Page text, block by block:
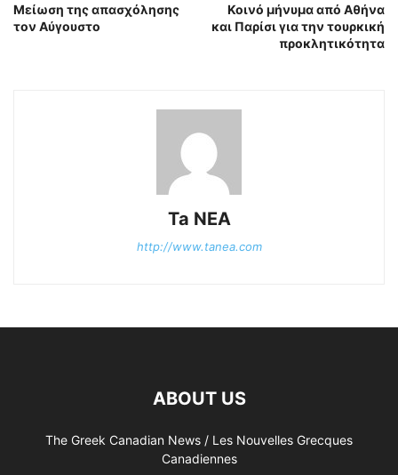
Μείωση της απασχόλησης
τον Αύγουστο
Κοινό μήνυμα από Αθήνα
και Παρίσι για την τουρκική
προκλητικότητα
Ta NEA
http://www.tanea.com
ABOUT US
The Greek Canadian News / Les Nouvelles Grecques
Canadiennes